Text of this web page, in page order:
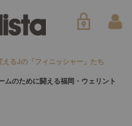
えるJの「フィニッシャー」たち
ムのために闘える福岡・ウェリント